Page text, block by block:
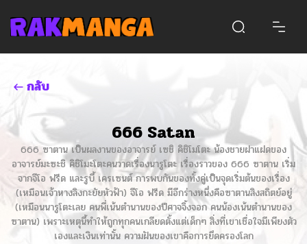
กลับ
666 Satan
666 ซาตาน เป็นผลงานของอาจารย์ เซชิ คิชิโมโตะ น้องชายฝาแฝดของ
อาจารย์มะซะชิ คิชิโมะโตะคนวาดเรื่องนารูโตะ เรื่องราวของ 666 ซาตาน เริ่ม
จากจีโอ ฟรีด และรูบี้ เครเซนต์ การพบกันของทั้งคู่เป็นจุดเริ่มต้นของเรื่อง
(เหมือนเจ้าหางลิงกะยัยหัวฟ้า) จีโอ ฟรีด มีอีกร่างหนึ่งคือซาตานสิงสถิตย์อยู่
(เหมือนนารูโตะเลย คนพี่เน้นตำนานของปีศาจจิ้งจอก คนน้องเน้นตำนานของ
ซาตาน) เพราะเหตุนี้ทำให้ถูกทุกคนเกลียดตั้งแต่เด็กๆ สิ่งที่เขาเชื่อใจมีเพียงตัว
เองและเงินเท่านั้น ความฝันของเขาคือการยึดครองโลก